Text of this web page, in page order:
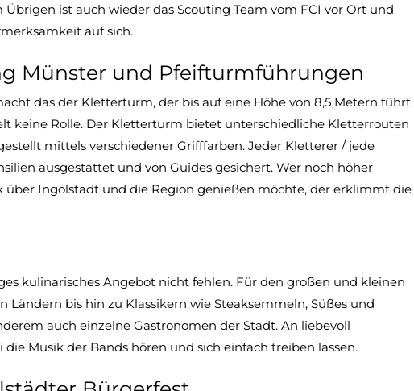
ist auch wieder das Scouting Team vom FCI vor Ort und
auf sich.
Münster und Pfeifturmführungen
das der Kletterturm, der bis auf eine Höhe von 8,5 Metern führt.
keine Rolle. Der Kletterturm bietet unterschiedliche Kletterrouten
mittels verschiedener Grifffarben. Jeder Kletterer / jede
ausgestattet und von Guides gesichert. Wer noch höher
über Ingolstadt und die Region genießen möchte, der erklimmt die
kulinarisches Angebot nicht fehlen. Für den großen und kleinen
Ländern bis hin zu Klassikern wie Steaksemmeln, Süßes und
auch einzelne Gastronomen der Stadt. An liebevoll
Musik der Bands hören und sich einfach treiben lassen.